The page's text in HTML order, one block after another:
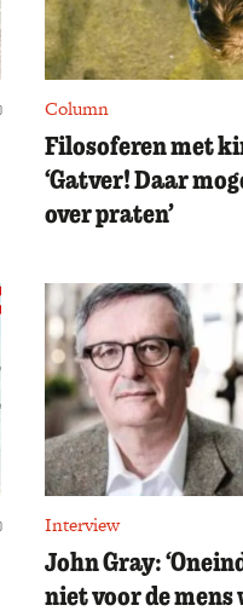
Voor ledenColumn
Filosoferen met
‘Gatver! Daar
over praten’
Voor ledenInterview
John Gray:
niet voor de mens